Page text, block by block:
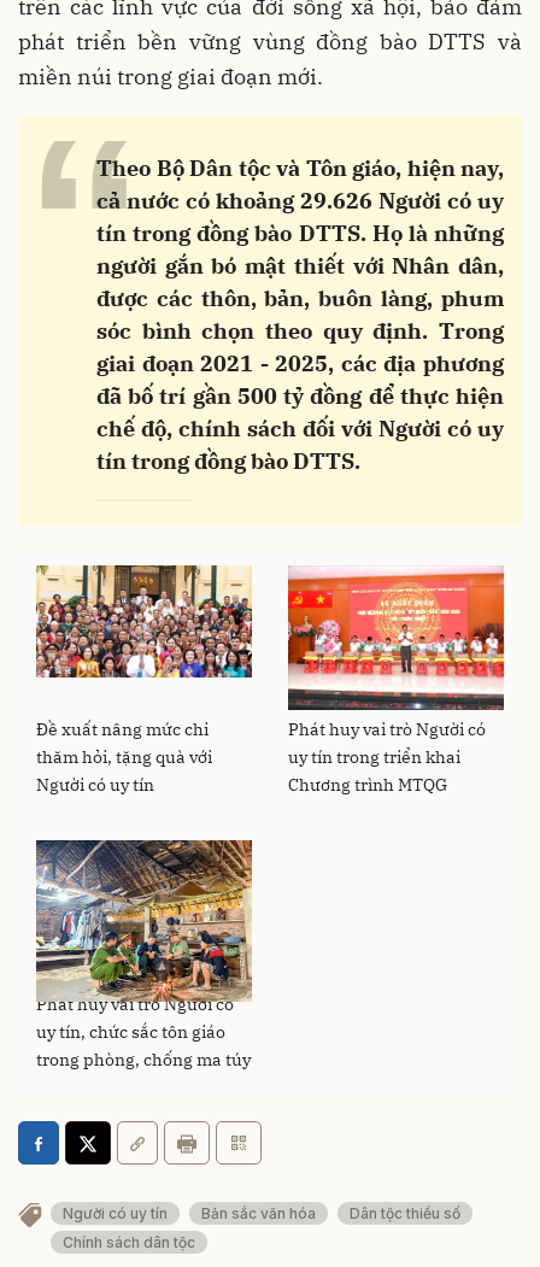
trên các lĩnh vực của đời sống xã hội, bảo đảm
phát triển bền vững vùng đồng bào DTTS và
miền núi trong giai đoạn mới.
“Theo Bộ Dân tộc và Tôn giáo, hiện nay,
cả nước có khoảng 29.626 Người có uy
tín trong đồng bào DTTS. Họ là những
người gắn bó mật thiết với Nhân dân,
được các thôn, bản, buôn làng, phum
sóc bình chọn theo quy định. Trong
giai đoạn 2021 - 2025, các địa phương
đã bố trí gần 500 tỷ đồng để thực hiện
chế độ, chính sách đối với Người có uy
tín trong đồng bào DTTS.
Đề xuất nâng mức chi
thăm hỏi, tặng quà với
Người có uy tín
Phát huy vai trò Người có
uy tín trong triển khai
Chương trình MTQG
Phát huy vai trò Người có
uy tín, chức sắc tôn giáo
trong phòng, chống ma túy
Người có uy tín Bản sắc văn hóa
Dân tộc thiểu số
Chính sách dân tộc